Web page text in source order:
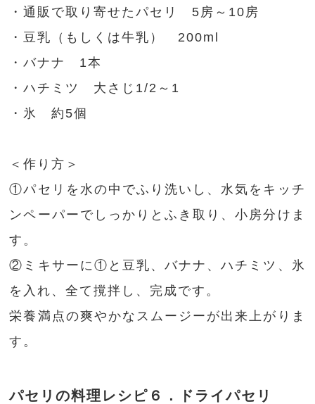
・通販で取り寄せたパセリ 5房～10房
・豆乳（もしくは牛乳） 200ml
・バナナ 1本
・ハチミツ 大さじ1/2～1
・氷 約5個
＜作り方＞
①パセリを水の中でふり洗いし、水気をキッチ
ンペーパーでしっかりとふき取り、小房分けま
す。
②ミキサーに①と豆乳、バナナ、ハチミツ、氷
を入れ、全て撹拌し、完成です。
栄養満点の爽やかなスムージーが出来上がりま
す。
パセリの料理レシピ６．ドライパセリ